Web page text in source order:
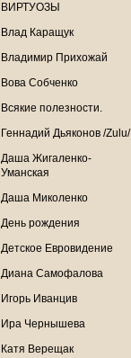
ВИРТУОЗЫ
Влад Каращук
Владимир Прихожай
Вова Собченко
Всякие полезности.
Геннадий Дьяконов /Zulu/
Даша Жигаленко-
Уманская
Даша Миколенко
День рождения
Детское Евровидение
Диана Самофалова
Игорь Иванцив
Ира Чернышева
Катя Верещак